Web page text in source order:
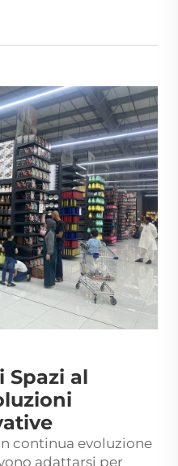
Spazi al
continua evoluzione
adattarsi per